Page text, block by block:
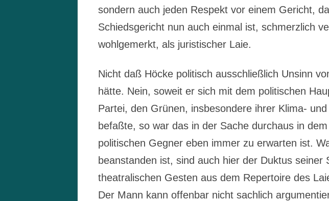
sondern auch jeden Respekt vor einem Gericht,
Schiedsgericht nun auch einmal ist, schmerzlich
wohlgemerkt, als juristischer Laie.
Nicht daß Höcke politisch ausschließlich Unsinn
hätte. Nein, soweit er sich mit dem politischen
Partei, den Grünen, insbesondere ihrer Klima-
befaßte, so war das in der Sache durchaus in
politischen Gegner eben immer zu erwarten ist.
beanstanden ist, sind auch hier der Duktus seiner
theatralischen Gesten aus dem Repertoire des
Der Mann kann offenbar nicht sachlich